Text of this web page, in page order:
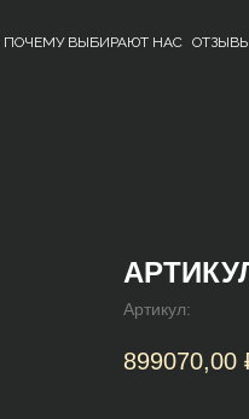
ПОЧЕМУ ВЫБИРАЮТ НАС ОТЗЫВЫ
Артикул:
899070,00